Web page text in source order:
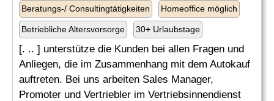
Beratungs-/ Consultingtätigkeiten Homeoffice möglich
Betriebliche Altersvorsorge 30+ Urlaubstage
[. .. ] unterstütze die Kunden bei allen Fragen und
Anliegen, die im Zusammenhang mit dem Autokauf
auftreten. Bei uns arbeiten Sales Manager,
Promoter und Vertriebler im Vertriebsinnendienst